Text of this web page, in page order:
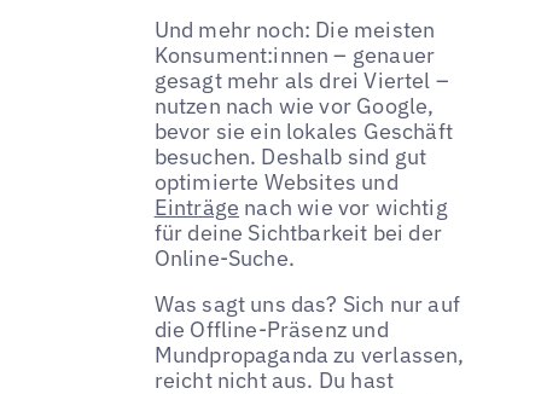
Und mehr noch: Die meisten
Konsument:innen – genauer
gesagt mehr als drei Viertel –
nutzen nach wie vor Google,
bevor sie ein lokales Geschäft
besuchen. Deshalb sind gut
optimierte Websites und
Einträge nach wie vor wichtig
für deine Sichtbarkeit bei der
Online-Suche.
Was sagt uns das? Sich nur auf
die Offline-Präsenz und
Mundpropaganda zu verlassen,
reicht nicht aus. Du hast